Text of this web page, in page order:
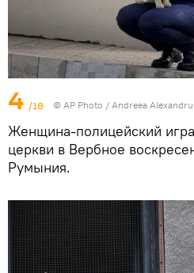
4 /18 © AP Photo / Andreea Alexandru
Женщина-полицейский
церкви в Вербное
Румыния.